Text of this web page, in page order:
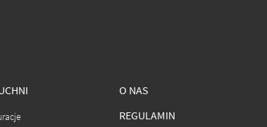
O NAS
REGULAMIN